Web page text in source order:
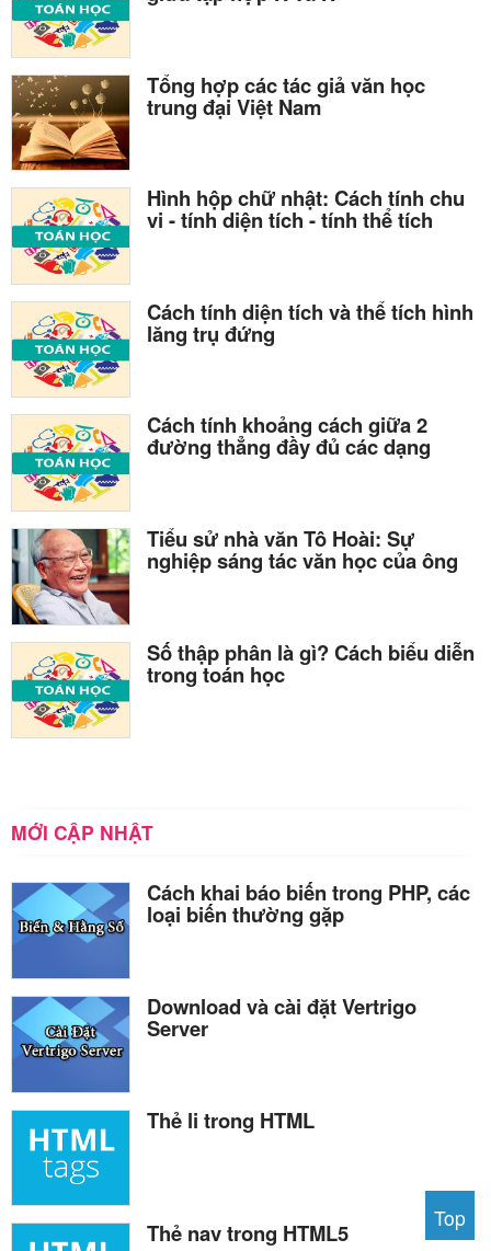
Tổng hợp các tác giả văn học
trung đại Việt Nam
Hình hộp chữ nhật: Cách tính chu
vi - tính diện tích - tính thể tích
Cách tính diện tích và thể tích hình
lăng trụ đứng
Cách tính khoảng cách giữa 2
đường thẳng đầy đủ các dạng
Tiểu sử nhà văn Tô Hoài: Sự
nghiệp sáng tác văn học của ông
Số thập phân là gì? Cách biểu diễn
trong toán học
MỚI CẬP NHẬT
Cách khai báo biến trong PHP, các
loại biến thường gặp
Download và cài đặt Vertrigo
Server
Thẻ li trong HTML
Thẻ nav trong HTML5
Top